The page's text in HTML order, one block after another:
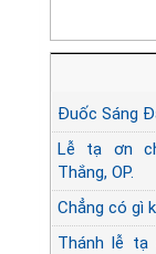
Đuốc Sáng
Lễ tạ ơn
Thắng, OP.
Chẳng có gì
Thánh lễ tạ